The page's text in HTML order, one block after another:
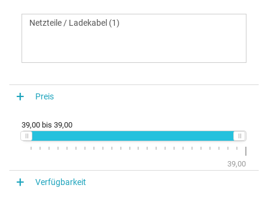
Preis
39,00 bis 39,00
39,00
Verfügbarkeit